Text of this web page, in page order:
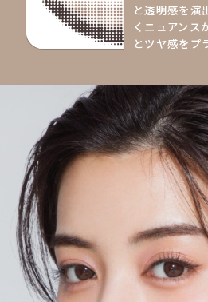
と透明感を演
くニュアンス
とツヤ感をプ